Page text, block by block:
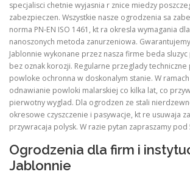
specjalisci chetnie wyjasnia r znice miedzy
zabezpieczen. Wszystkie nasze ogrodzenia sa
norma PN-EN ISO 1461, kt ra okresla wymagania
nanoszonych metoda zanurzeniowa.
Jablonnie wykonane przez nasza firme beda
bez oznak korozji. Regularne przeglady
powloke ochronna w doskonalym stanie. W
odnawianie powloki malarskiej co kilka lat, co
pierwotny wyglad. Dla ogrodzen ze stali
okresowe czyszczenie i pasywacje, kt re usuwaja
przywracaja polysk. W razie pytan zapraszamy pod
Ogrodzenia dla firm i
Jablonnie